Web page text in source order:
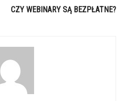
CZY WEBINARY SĄ BEZPŁATNE?